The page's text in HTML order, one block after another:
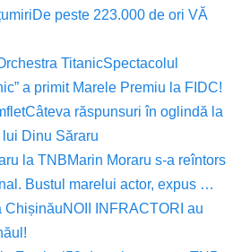
De peste 223.000 de ori VĂ
TitanicSpectacolul
a primit Marele Premiu la FIDC!
Câteva răspunsuri în oglindă la
Dinu Săraru
la TNBMarin Moraru s-a reîntors
Bustul marelui actor, expus …
ChișinăuNOII INFRACTORI au